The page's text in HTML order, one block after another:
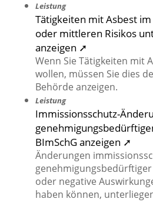
Leistung
Tätigkeiten mit Asbest
oder mittleren Risikos
anzeigen ➚
Wenn Sie Tätigkeiten mit
wollen, müssen Sie dies
Behörde anzeigen.
Leistung
Immissionsschutz-
BImSchG anzeigen ➚
Änderungen
oder negative
haben können,